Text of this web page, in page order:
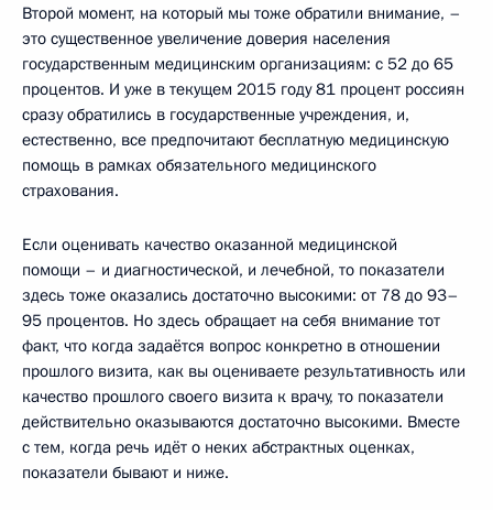
Второй момент, на который мы тоже обратили внимание, –
это существенное увеличение доверия населения
государственным медицинским организациям: с 52 до 65
процентов. И уже в текущем 2015 году 81 процент россиян
сразу обратились в государственные учреждения, и,
естественно, все предпочитают бесплатную медицинскую
помощь в рамках обязательного медицинского
страхования.
Если оценивать качество оказанной медицинской
помощи – и диагностической, и лечебной, то показатели
здесь тоже оказались достаточно высокими: от 78 до 93–
95 процентов. Но здесь обращает на себя внимание тот
факт, что когда задаётся вопрос конкретно в отношении
прошлого визита, как вы оцениваете результативность или
качество прошлого своего визита к врачу, то показатели
действительно оказываются достаточно высокими. Вместе
с тем, когда речь идёт о неких абстрактных оценках,
показатели бывают и ниже.